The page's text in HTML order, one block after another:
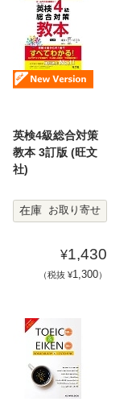
英検4級総合対策
教本 3訂版 (旺文
社)
在庫 お取り寄せ
¥1,430
（税抜 ¥1,300）